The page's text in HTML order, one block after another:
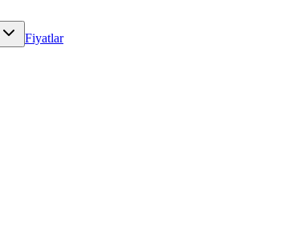
Fiyatlar